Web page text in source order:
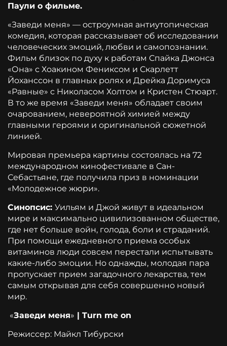
Паули о фильме.
«Заведи меня» — остроумная антиутопическая
комедия, которая рассказывает об исследовании
человеческих эмоций, любви и самопознании.
Фильм близок по духу к работам Спайка Джонса
«Она» с Хоакином Фениксом и Скарлетт
Йоханссон в главных ролях и Дрейка Доримуса
«Равные» с Николасом Холтом и Кристен Стюарт.
В то же время «Заведи меня» обладает своим
очарованием, невероятной химией между
главными героями и оригинальной сюжетной
линией.
Мировая премьера картины состоялась на 72
международном кинофестивале в Сан-
Себастьяне, где получила приз в номинации
«Молодежное жюри».
Синопсис: Уильям и Джой живут в идеальном
мире и максимально цивилизованном обществе,
где нет больше войн, голода, боли и страданий.
При помощи ежедневного приема особых
витаминов люди совсем перестали испытывать
какие-либо эмоции. Но однажды, молодая пара
пропускает прием загадочного лекарства, тем
самым открывая для себя совершенно новый
мир.
«Заведи меня» | Turn me on
Режиссер: Майкл Тибурски